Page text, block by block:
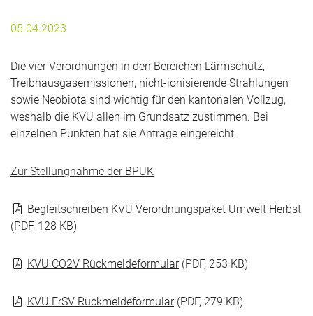
05.04.2023
Die vier Verordnungen in den Bereichen Lärmschutz,
Treibhausgasemissionen, nicht-ionisierende Strahlungen
sowie Neobiota sind wichtig für den kantonalen Vollzug,
weshalb die KVU allen im Grundsatz zustimmen. Bei
einzelnen Punkten hat sie Anträge eingereicht.
Zur Stellungnahme der BPUK
Begleitschreiben KVU Verordnungspaket Umwelt Herbst
(PDF, 128 KB)
KVU CO2V Rückmeldeformular(PDF, 253 KB)
KVU FrSV Rückmeldeformular(PDF, 279 KB)